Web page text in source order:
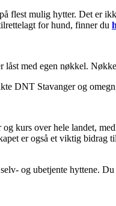
flest mulig hytter. Det er
for hund, finner du
med egen nøkkel.
DNT Stavanger og
kurs over hele landet,
er også et viktig
og ubetjente hyttene.